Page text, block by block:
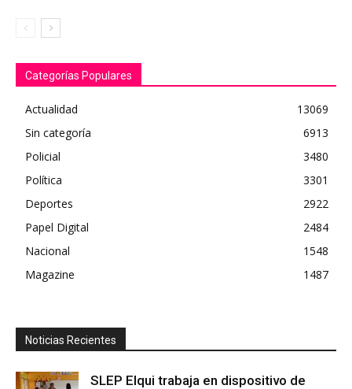
Categorías Populares
Actualidad
13069
Sin categoría
6913
Policial
3480
Política
3301
Deportes
2922
Papel Digital
2484
Nacional
1548
Magazine
1487
Noticias Recientes
SLEP Elqui trabaja en dispositivo de